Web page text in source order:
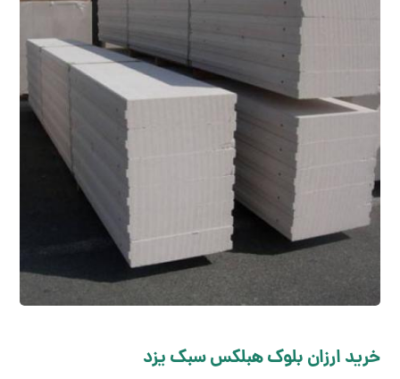
خرید ارزان بلوک هبلکس سبک یزد